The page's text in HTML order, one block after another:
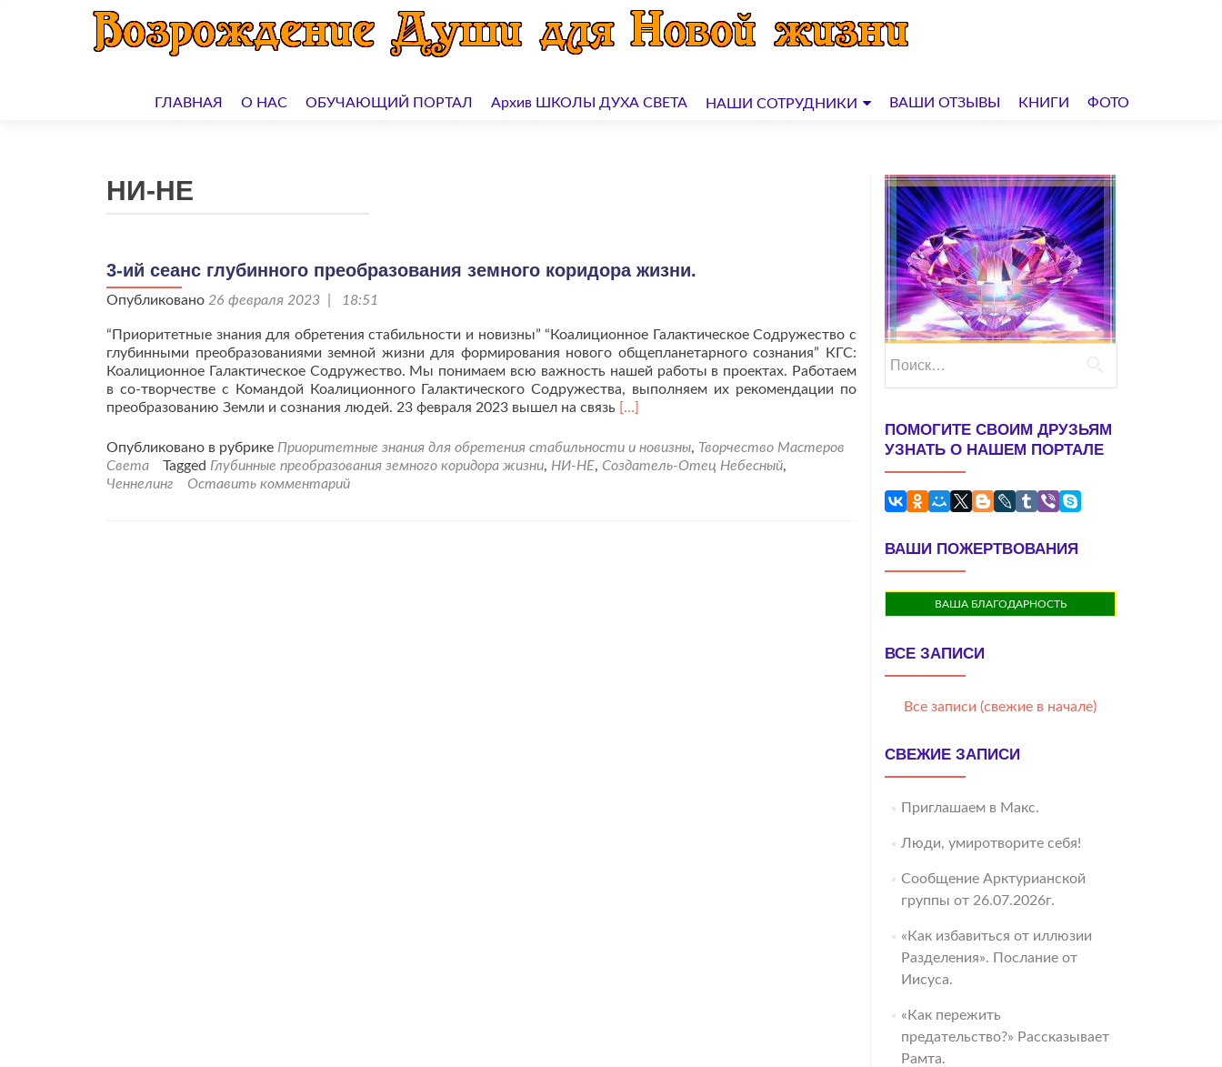
кГЛАВНАЯ О НАС ОБУЧАЮЩИЙ ПОРТАЛ Архив ШКОЛЫ ДУХА СВЕТА НАШИ СОТРУДНИКИ ВАШИ ОТЗЫВЫ КНИГИ ФОТО
НИ-НЕ
3-ий сеанс глубинного преобразования земного коридора жизни.
Опубликовано 26 февраля 2023 | 18:51
“Приоритетные знания для обретения стабильности и новизны” “Коалиционное Галактическое Содружество с
глубинными преобразованиями земной жизни для формирования нового общепланетарного сознания” КГС:
Коалиционное Галактическое Содружество. Мы понимаем всю важность нашей работы в проектах. Работаем
в со-творчестве с Командой Коалиционного Галактического Содружества, выполняем их рекомендации по
преобразованию Земли и сознания людей. 23 февраля 2023 вышел на связь Читать
про3-
ий
[…]
Опубликовано в рубрике Приоритетные знания для обретения стабильности и новизны, Творчество Мастеров
Света
Tagged Глубинные преобразования земного коридора жизни, НИ-НЕ, Создатель-Отец Небесный,
Ченнелинг
Оставить комментарий
ПОМОГИТЕ СВОИМ ДРУЗЬЯМ
УЗНАТЬ О НАШЕМ ПОРТАЛЕ
ВАШИ ПОЖЕРТВОВАНИЯ
ВАША БЛАГОДАРНОСТЬ
ВСЕ ЗАПИСИ
Все записи (свежие в начале)
СВЕЖИЕ ЗАПИСИ
Приглашаем в Макс.
Люди, умиротворите себя!
Сообщение Арктурианской
группы от 26.07.2026г.
«Как избавиться от иллюзии
Разделения». Послание от
Иисуса.
«Как пережить
предательство?» Рассказывает
Рамта.